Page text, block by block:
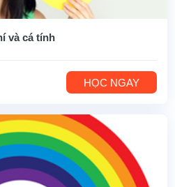
và cá tính
HỌC NGAY